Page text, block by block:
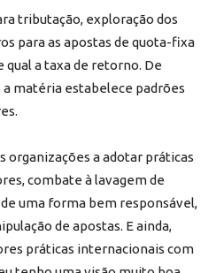
tributação, exploração dos
para as apostas de quota-fixa
a taxa de retorno. De
matéria estabelece padrões
organizações a adotar práticas
combate à lavagem de
uma forma bem responsável,
de apostas. E ainda,
práticas internacionais com